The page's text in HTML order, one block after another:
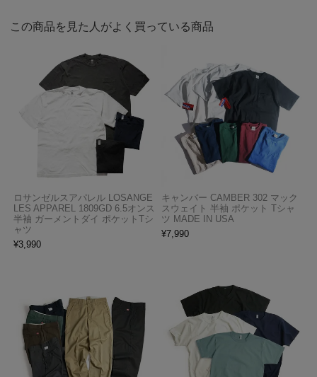
この商品を見た人がよく買っている商品
ロサンゼルスアパレル LOSANGE
LES APPAREL 1809GD 6.5オンス
半袖 ガーメントダイ ポケットTシ
ャツ
¥3,990
キャンバー CAMBER 302 マック
スウェイト 半袖 ポケット Tシャ
ツ MADE IN USA
¥7,990